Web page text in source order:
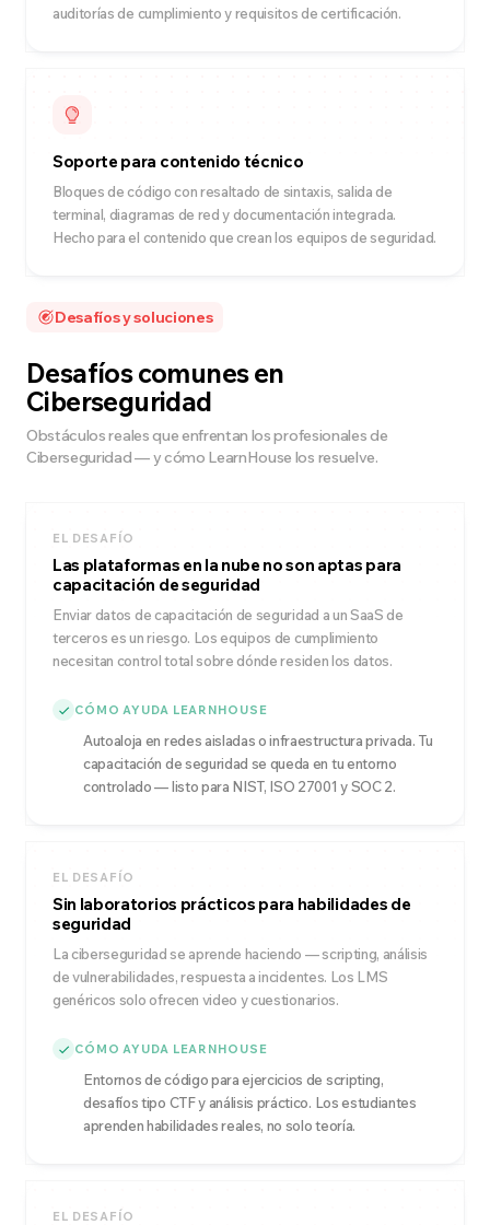
auditorías de cumplimiento y requisitos de certificación.
Soporte para contenido técnico
Bloques de código con resaltado de sintaxis, salida de
terminal, diagramas de red y documentación integrada.
Hecho para el contenido que crean los equipos de seguridad.
Desafíos y soluciones
Desafíos comunes en
Ciberseguridad
Obstáculos reales que enfrentan los profesionales de
Ciberseguridad — y cómo LearnHouse los resuelve.
EL DESAFÍO
Las plataformas en la nube no son aptas para
capacitación de seguridad
Enviar datos de capacitación de seguridad a un SaaS de
terceros es un riesgo. Los equipos de cumplimiento
necesitan control total sobre dónde residen los datos.
CÓMO AYUDA LEARNHOUSE
Autoaloja en redes aisladas o infraestructura privada. Tu
capacitación de seguridad se queda en tu entorno
controlado — listo para NIST, ISO 27001 y SOC 2.
EL DESAFÍO
Sin laboratorios prácticos para habilidades de
seguridad
La ciberseguridad se aprende haciendo — scripting, análisis
de vulnerabilidades, respuesta a incidentes. Los LMS
genéricos solo ofrecen video y cuestionarios.
CÓMO AYUDA LEARNHOUSE
Entornos de código para ejercicios de scripting,
desafíos tipo CTF y análisis práctico. Los estudiantes
aprenden habilidades reales, no solo teoría.
EL DESAFÍO